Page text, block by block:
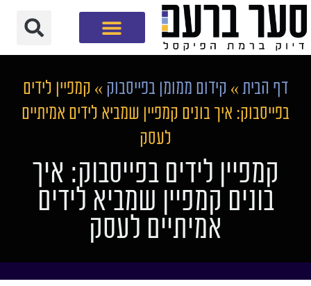
דף הבית » קידום ממומן בפייסבוק » קמפיין לידים
בפייסבוק: איך בונים קמפיין שמביא לידים אמיתיים
לעסק
קמפיין לידים בפייסבוק: איך
בונים קמפיין שמביא לידים
אמיתיים לעסק